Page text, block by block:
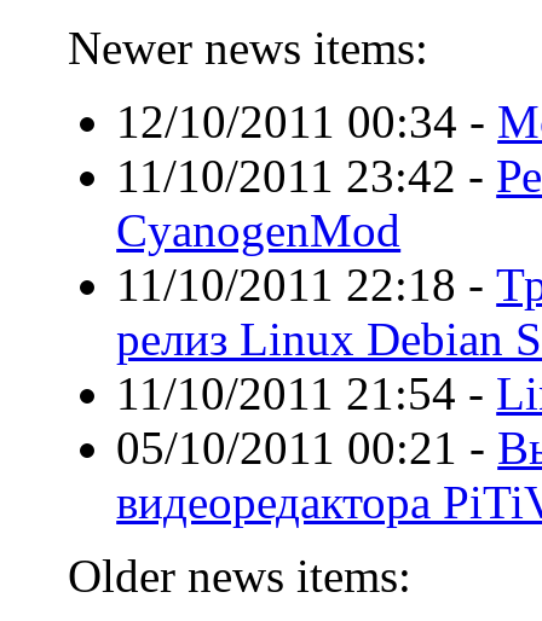
Newer news items:
12/10/2011 00:34 -
11/10/2011 23:42 -
CyanogenMod
11/10/2011 22:18 -
релиз Linux Debian
11/10/2011 21:54 -
05/10/2011 00:21 -
видеоредактора
Older news items: